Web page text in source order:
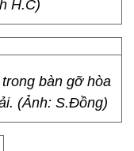
cổ vũ cho U23
như nóng thêm.